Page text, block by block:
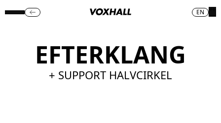
EN
EFTERKLANG
+ SUPPORT HALVCIRKEL